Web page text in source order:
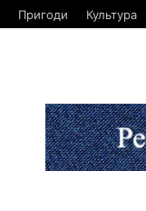
Пригоди Культура